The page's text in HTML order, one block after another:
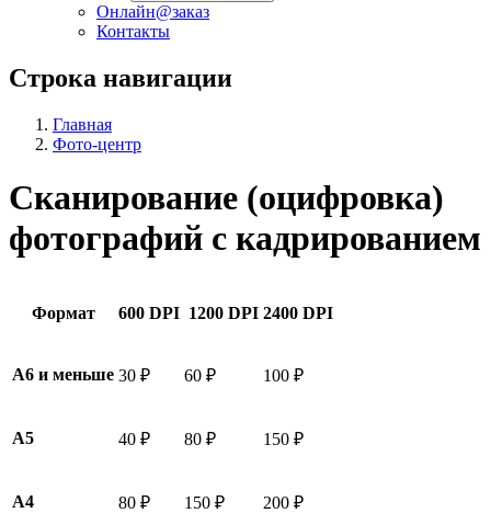
Онлайн@заказ
Контакты
Строка навигации
Главная
Фото-центр
Сканирование (оцифровка)
фотографий с кадрированием
Формат 600 DPI 1200 DPI 2400 DPI
A6 и меньше 30 ₽ 60 ₽ 100 ₽
A5 40 ₽ 80 ₽ 150 ₽
A4 80 ₽ 150 ₽ 200 ₽